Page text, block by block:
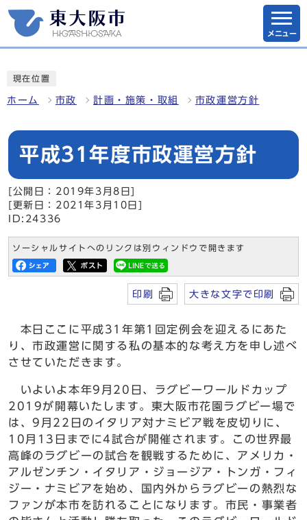
メニュー
現在位置
ホーム 市政 計画・施策・取組 市政運営方針
平成31年度市政運営方針
[公開日：2019年3月8日]
[更新日：2021年3月10日]
ID:24336
ソーシャルサイトへのリンクは別ウィンドウで開きます
印刷 大きな文字で印刷
本日ここに平成31年第1回定例会を迎えるにあた
り、市政運営に関する私の基本的な考え方を申し述べ
させていただきます。
いよいよ本年9月20日、ラグビーワールドカップ
2019が開幕いたします。東大阪市花園ラグビー場で
は、9月22日のイタリア対ナミビア戦を皮切りに、
10月13日までに4試合が開催されます。この世界最
高峰のラグビーの試合を観戦するために、アメリカ・
アルゼンチン・イタリア・ジョージア・トンガ・フィ
ジー・ナミビアを始め、国内外からラグビーの熱烈な
ファンが本市を訪れることになります。市民・事業者